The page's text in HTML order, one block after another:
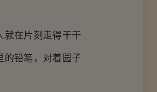
在片刻走得干干
的铅笔，对着园子